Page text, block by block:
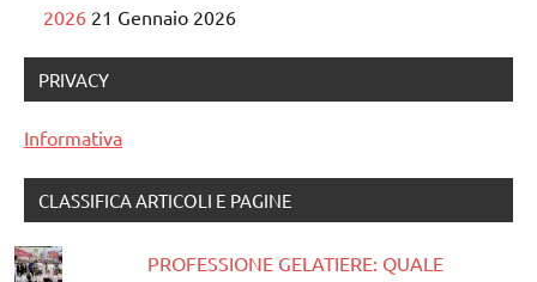
2026 21 Gennaio 2026
PRIVACY
Informativa
CLASSIFICA ARTICOLI E PAGINE
PROFESSIONE GELATIERE: QUALE